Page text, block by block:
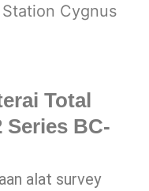
Cygnus
Total
Series BC-
alat survey